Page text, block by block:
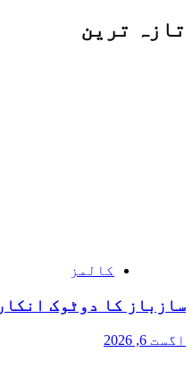
تازہ ترین
کالمز
سازباز کا دوٹوک انکار
اگست 6, 2026